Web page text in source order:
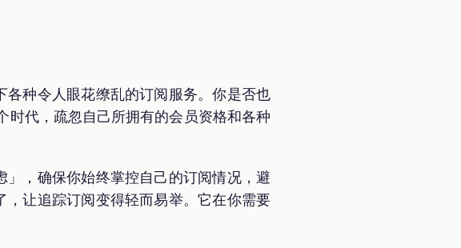
种令人眼花缭乱的订阅服务。你是否也
时代，疏忽自己所拥有的会员资格和各种
，确保你始终掌控自己的订阅情况，避
让追踪订阅变得轻而易举。它在你需要